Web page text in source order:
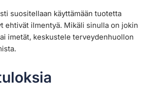
suositellaan käyttämään tuotetta
ehtivät ilmentyä. Mikäli sinulla on jokin
imetät, keskustele terveydenhuollon